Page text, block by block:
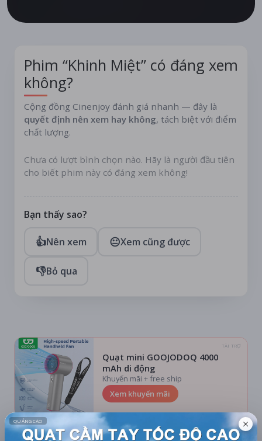
lòng tự trọng, nơi cảm xúc và lý trí không ngừng va
chạm.
Phim “Khinh Miệt” có đáng xem
không?
Cộng đồng Cinenjoy đánh giá nhanh — đây là
quyết định nên xem hay không, tách biệt với điểm
chất lượng.
Chưa có lượt bình chọn nào. Hãy là người đầu tiên
cho biết phim này có đáng xem không!
Bạn thấy sao?
👍Nên xem 😐Xem cũng được
👎Bỏ qua
TÀI TRỢ
Quạt mini GOOJODOQ 4000
mAh di động
Khuyến mãi + free ship
Xem khuyến mãi